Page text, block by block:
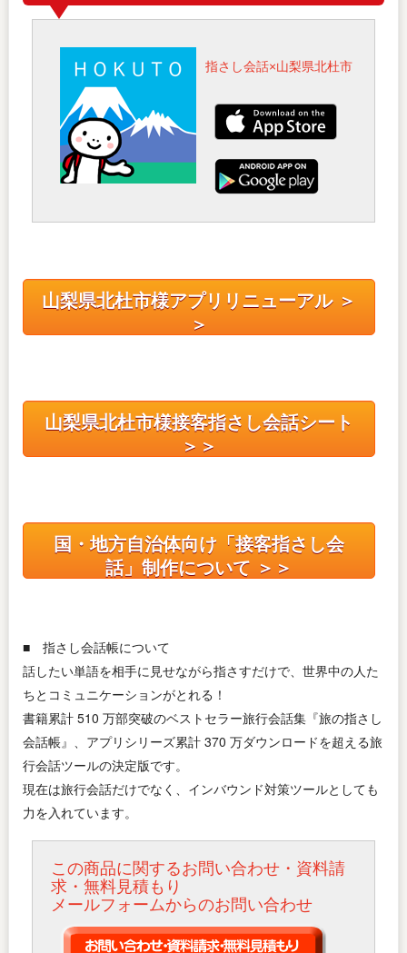
指さし会話×山梨県北杜市
山梨県北杜市様アプリリニューアル ＞
＞
山梨県北杜市様接客指さし会話シート
＞＞
国・地方自治体向け「接客指さし会
話」制作について ＞＞
■ 指さし会話帳について
話したい単語を相手に見せながら指さすだけで、世界中の人た
ちとコミュニケーションがとれる！
書籍累計 510 万部突破のベストセラー旅行会話集『旅の指さし
会話帳』、アプリシリーズ累計 370 万ダウンロードを超える旅
行会話ツールの決定版です。
現在は旅行会話だけでなく、インバウンド対策ツールとしても
力を入れています。
この商品に関するお問い合わせ・資料請
求・無料見積もり
メールフォームからのお問い合わせ